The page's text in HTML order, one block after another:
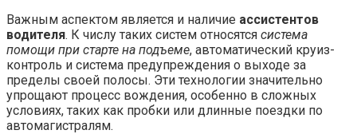
Важным аспектом является и наличие ассистентов
водителя. К числу таких систем относятся система
помощи при старте на подъеме, автоматический круиз-
контроль и система предупреждения о выходе за
пределы своей полосы. Эти технологии значительно
упрощают процесс вождения, особенно в сложных
условиях, таких как пробки или длинные поездки по
автомагистралям.